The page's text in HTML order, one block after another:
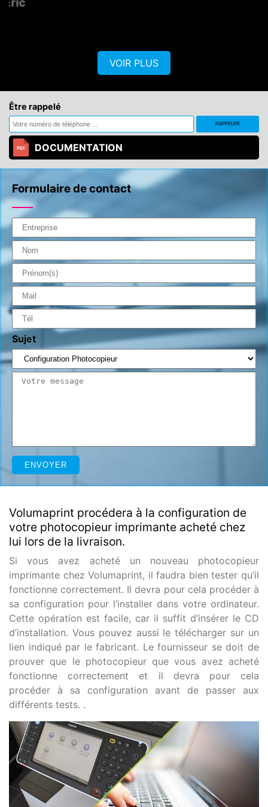
VOIR PLUS
Être rappelé
DOCUMENTATION
Formulaire de contact
Sujet
Volumaprint procédera à la configuration de
votre photocopieur imprimante acheté chez
lui lors de la livraison.
Si vous avez acheté un nouveau photocopieur
imprimante chez Volumaprint, il faudra bien tester qu’il
fonctionne correctement. Il devra pour cela procéder à
sa configuration pour l’installer dans votre ordinateur.
Cette opération est facile, car il suffit d’insérer le CD
d’installation. Vous pouvez aussi le télécharger sur un
lien indiqué par le fabricant. Le fournisseur se doit de
prouver que le photocopieur que vous avez acheté
fonctionne correctement et il devra pour cela
procéder à sa configuration avant de passer aux
différents tests. .